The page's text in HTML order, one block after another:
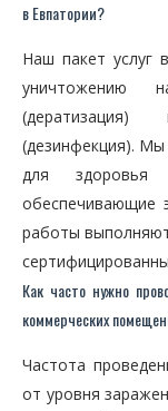
в Евпатории?
Наш пакет услуг
уничтожению
(дератизация)
(дезинфекция).
для
обеспечивающие
работы
Как часто нужно
коммерческих
Частота
от уровня